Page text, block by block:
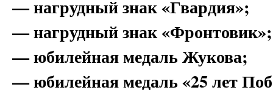
— нагрудный знак «Гвардия»;
— нагрудный знак «Фронтовик»;
— юбилейная медаль Жукова;
— юбилейная медаль «25 лет